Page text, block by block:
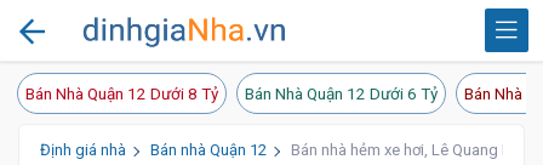
Bán Nhà Quận 12 Dưới 8 Tỷ Bán Nhà Quận 12 Dưới 6 Tỷ Bán Nhà
Định giá nhà Bán nhà Quận 12 Bán nhà hẻm xe hơi, Lê Quang